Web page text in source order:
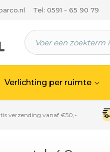
Tel: 0591 - 65 90 79
Verlichting per ruimte
verzending vanaf €50,-